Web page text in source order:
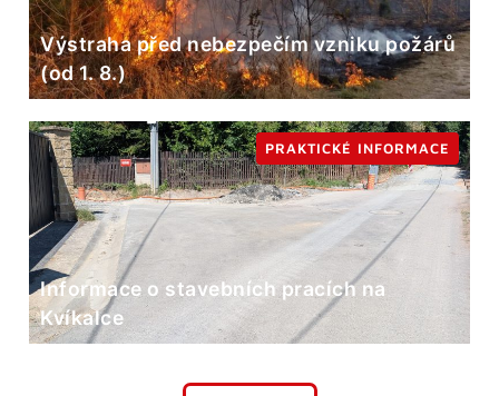
Výstraha před nebezpečím vzniku požárů
(od 1. 8.)
Informace o stavebních pracích na
Kvíkalce
PRAKTICKÉ INFORMACE